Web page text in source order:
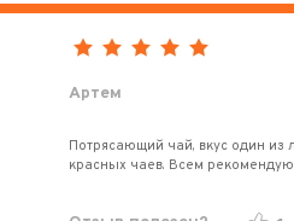
Артем
Потрясающий чай, вкус один из
красных чаев. Всем рекомендую